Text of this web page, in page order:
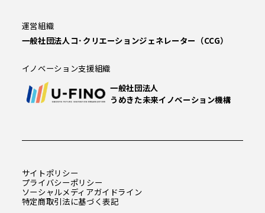
運営組織
一般社団法人コ･クリエーションジェネレーター（CCG）
イノベーション支援組織
一般社団法人
うめきた未来イノベーション機構
サイトポリシー
プライバシーポリシー
ソーシャルメディアガイドライン
特定商取引法に基づく表記